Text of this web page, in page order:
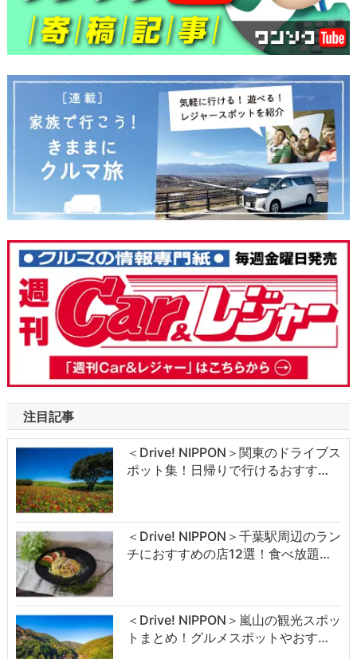
注目記事
＜Drive! NIPPON＞関東のドライブス
ポット集！日帰りで行けるおすす…
＜Drive! NIPPON＞千葉駅周辺のラン
チにおすすめの店12選！食べ放題…
＜Drive! NIPPON＞嵐山の観光スポッ
トまとめ！グルメスポットやおす…